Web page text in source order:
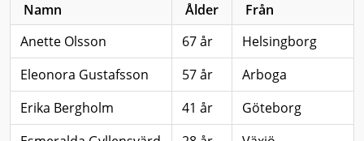
Namn Ålder
Från
Anette Olsson
67 år
Helsingborg
Eleonora Gustafsson
57 år
Arboga
Erika Bergholm
41 år
Göteborg